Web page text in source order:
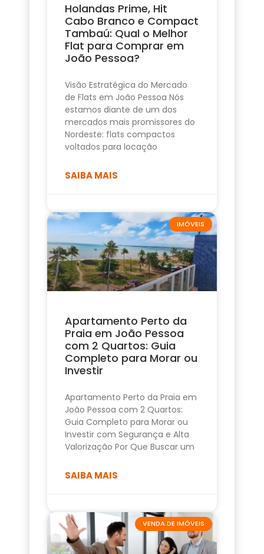
Holandas Prime, Hit
Cabo Branco e Compact
Tambaú: Qual o Melhor
Flat para Comprar em
João Pessoa?
Visão Estratégica do Mercado
de Flats em João Pessoa Nós
estamos diante de um dos
mercados mais promissores do
Nordeste: flats compactos
voltados para locação
SAIBA MAIS
IMÓVEIS
Apartamento Perto da
Praia em João Pessoa
com 2 Quartos: Guia
Completo para Morar ou
Investir
Apartamento Perto da Praia em
João Pessoa com 2 Quartos:
Guia Completo para Morar ou
Investir com Segurança e Alta
Valorização Por Que Buscar um
SAIBA MAIS
VENDA DE IMÓVEIS